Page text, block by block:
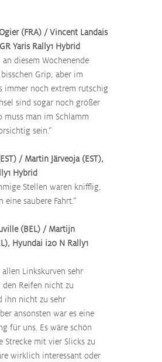
(FRA) / Vincent Landais
Yaris Rally1 Hybrid
an diesem Wochenende
Grip, aber im
immer noch extrem rutschig
sind sogar noch größer
muss man im Schlamm
sein.“
/ Martin Järveoja (EST),
Hybrid
Stellen waren knifflig,
saubere Fahrt.“
(BEL) / Martijn
Hyundai i20 N Rally1
Linkskurven sehr
den Reifen nicht zu
ihn nicht zu sehr
ansonsten war es eine
für uns. Es wäre schön
Strecke mit vier Slicks zu
wirklich interessant oder